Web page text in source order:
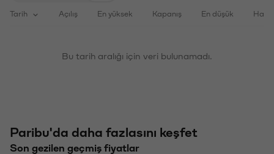
Tarih Açılış En yüksek Kapanış En düşük
Bu tarih aralığı için veri bulunamadı.
Paribu'da daha fazlasını keşfet
Son gezilen geçmiş fiyatlar